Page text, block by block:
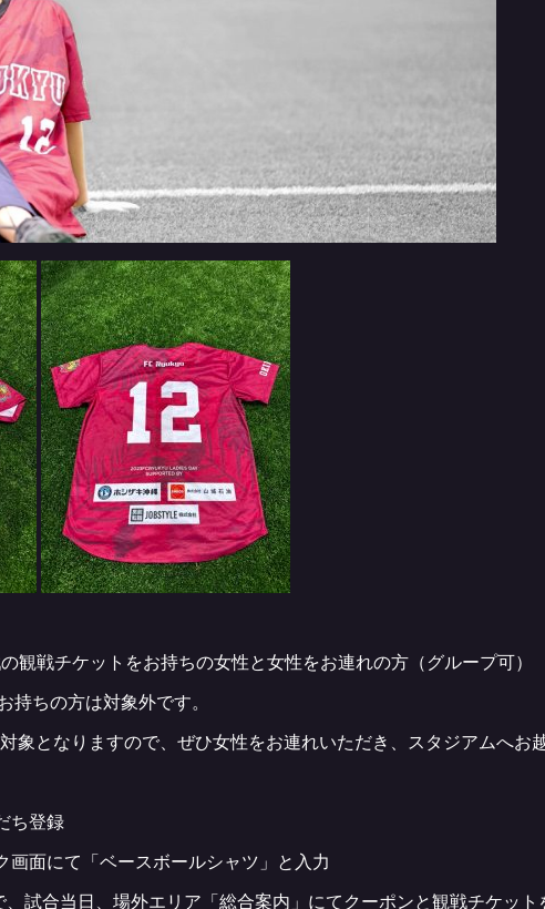
チケットをお持ちの女性と女性をお連れの方（グループ可）
ちの方は対象外です。
象となりますので、ぜひ女性をお連れいただき、スタジアムへお
ち登録
面にて「ベースボールシャツ」と入力
試合当日、場外エリア「総合案内」にてクーポンと観戦チケット